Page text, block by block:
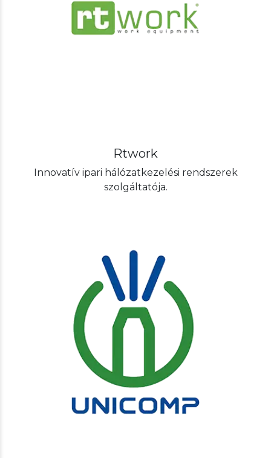
Rtwork
Innovatív ipari hálózatkezelési rendszerek
szolgáltatója.